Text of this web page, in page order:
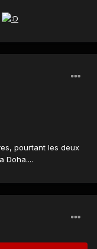
pourtant les deux
Doha....